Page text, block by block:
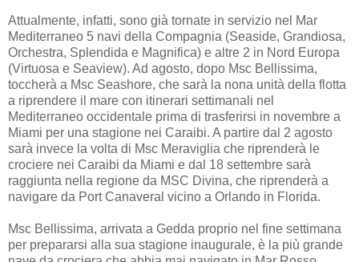
Attualmente, infatti, sono già tornate in servizio nel Mar
Mediterraneo 5 navi della Compagnia (Seaside, Grandiosa,
Orchestra, Splendida e Magnifica) e altre 2 in Nord Europa
(Virtuosa e Seaview). Ad agosto, dopo Msc Bellissima,
toccherà a Msc Seashore, che sarà la nona unità della flotta
a riprendere il mare con itinerari settimanali nel
Mediterraneo occidentale prima di trasferirsi in novembre a
Miami per una stagione nei Caraibi. A partire dal 2 agosto
sarà invece la volta di Msc Meraviglia che riprenderà le
crociere nei Caraibi da Miami e dal 18 settembre sarà
raggiunta nella regione da MSC Divina, che riprenderà a
navigare da Port Canaveral vicino a Orlando in Florida.
Msc Bellissima, arrivata a Gedda proprio nel fine settimana
per prepararsi alla sua stagione inaugurale, è la più grande